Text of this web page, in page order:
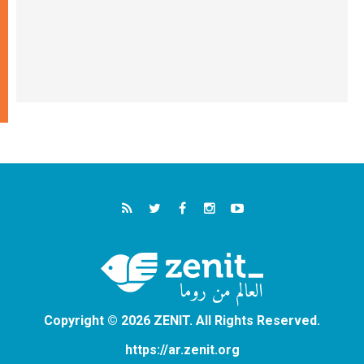
Copyright © 2026 ZENIT. All Rights Reserved.
https://ar.zenit.org